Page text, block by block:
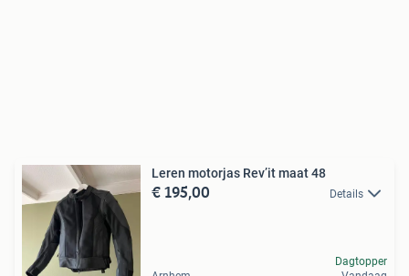
Leren motorjas Rev’it maat 48
€ 195,00 Details
Dagtopper